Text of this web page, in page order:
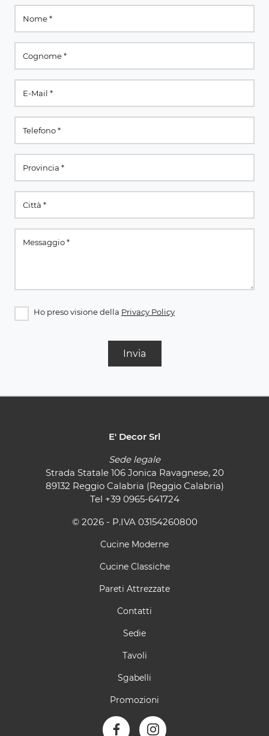
Ho preso visione della Privacy Policy
Invia
E' Decor Srl
Sede legale
Strada Statale 106 Jonica Ravagnese, 20
89132 Reggio Calabria (Reggio Calabria)
Tel +39 0965-641724
© 2026 - P.IVA 03154260800
Cucine Moderne
Cucine Classiche
Pareti Attrezzate
Contatti
Sedie
Tavoli
Sgabelli
Promozioni